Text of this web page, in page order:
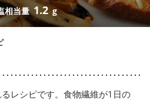
相当量 1.2 g
レシピです。食物繊維が1日の